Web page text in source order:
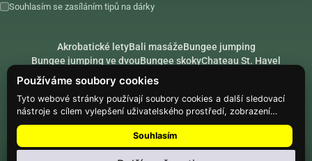
Používáme soubory cookies
Tyto webové stránky používají soubory cookies a další sledovací
nástroje s cílem vylepšení uživatelského prostředí, zobrazení
přizpůsobeného obsahu a reklam, analýzy návštěvnosti webových
stránek a zjištění zdroje návštěvnosti.
Souhlasím
Souhlasím se zasíláním tipů na dárky
Akrobatické letyBali masážeBungee jumping
Bungee jumping ve dvouBungee skokyChateau St. Havel
Dárek k 18. narozeninám
Dárek k 40. narozeninám
RádceSecret SantaSložte se na dárek
PARTNEŘIHike.placeClimbing.place
© Web Development — Good Experience s.r.o.